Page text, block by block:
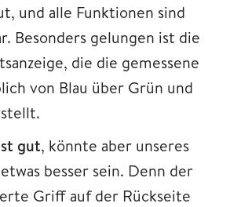
und alle Funktionen sind
Besonders gelungen ist die
die die gemessene
von Blau über Grün und
gut, könnte aber unseres
besser sein. Denn der
Griff auf der Rückseite